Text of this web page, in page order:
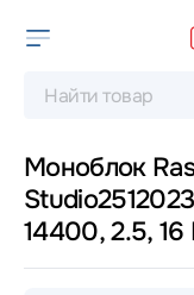
Моноблок
14400, 2.5, 16